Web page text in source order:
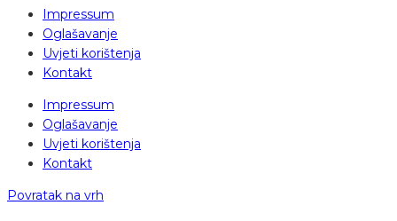
Impressum
Oglašavanje
Uvjeti korištenja
Kontakt
Impressum
Oglašavanje
Uvjeti korištenja
Kontakt
Povratak na vrh